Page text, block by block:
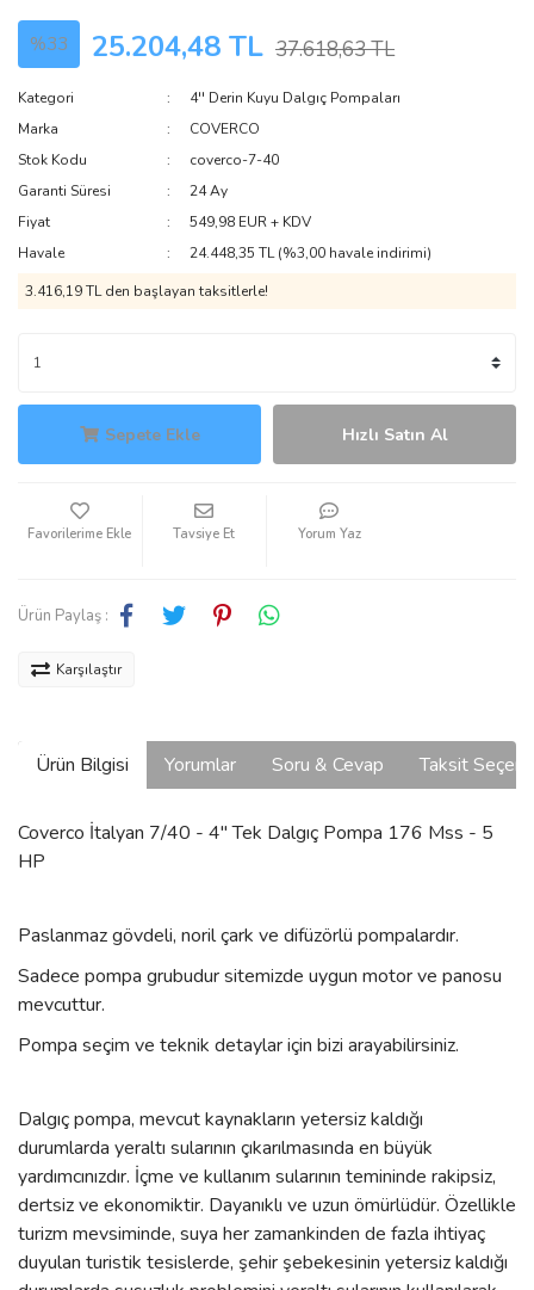
%33 25.204,48 TL 37.618,63 TL
Kategori
4'' Derin Kuyu Dalgıç Pompaları
Marka
COVERCO
Stok Kodu
coverco-7-40
Garanti Süresi
24 Ay
Fiyat
549,98 EUR + KDV
Havale
24.448,35 TL (%3,00 havale indirimi)
3.416,19 TL den başlayan taksitlerle!
Sepete Ekle Hızlı Satın Al
Tavsiye Et Yorum Yaz
Ürün Paylaş :
Karşılaştır
Ürün Bilgisi Yorumlar Soru & Cevap Taksit
Coverco İtalyan 7/40 - 4'' Tek Dalgıç Pompa 176 Mss - 5
HP
Paslanmaz gövdeli, noril çark ve difüzörlü pompalardır.
Sadece pompa grubudur sitemizde uygun motor ve panosu
mevcuttur.
Pompa seçim ve teknik detaylar için bizi arayabilirsiniz.
Dalgıç pompa, mevcut kaynakların yetersiz kaldığı
durumlarda yeraltı sularının çıkarılmasında en büyük
yardımcınızdır. İçme ve kullanım sularının temininde rakipsiz,
dertsiz ve ekonomiktir. Dayanıklı ve uzun ömürlüdür. Özellikle
turizm mevsiminde, suya her zamankinden de fazla ihtiyaç
duyulan turistik tesislerde, şehir şebekesinin yetersiz kaldığı